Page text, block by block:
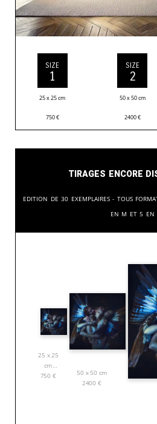
SIZE
1
25 x 25 cm
750€
SIZE
2
50 x 50 cm
2400€
Tirages encore
Edition de 30 exemplaires - tous
en M et 5 en
25 x 25
cm
750 €
50 x 50 cm
2400 €